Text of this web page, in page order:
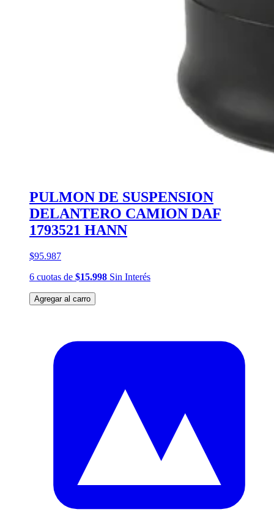
PULMON DE SUSPENSION
DELANTERO CAMION DAF
1793521 HANN
$95.987
6 cuotas de $15.998 Sin Interés
Agregar al carro